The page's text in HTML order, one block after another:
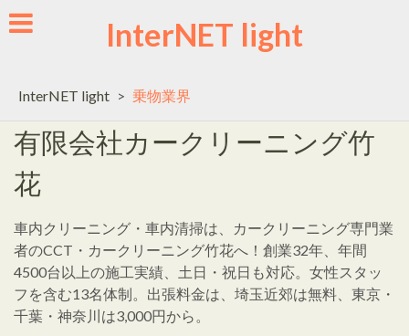
Skip
to
InterNET light
InterNET light > 乗物業界
有限会社カークリーニング竹
花
車内クリーニング・車内清掃は、カークリーニング専門業
者のCCT・カークリーニング竹花へ！創業32年、年間
4500台以上の施工実績、土日・祝日も対応。女性スタッ
フを含む13名体制。出張料金は、埼玉近郊は無料、東京・
千葉・神奈川は3,000円から。